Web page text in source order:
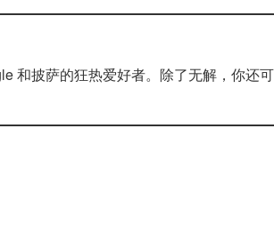
和披萨的狂热爱好者。除了无解，你还